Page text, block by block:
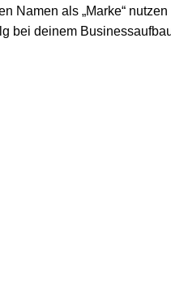
Namen als „Marke“
bei deinem